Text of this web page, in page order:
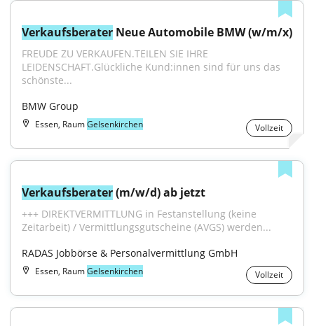
Verkaufsberater Neue Automobile BMW (w/m/x)
FREUDE ZU VERKAUFEN.TEILEN SIE IHRE
LEIDENSCHAFT.Glückliche Kund:innen sind für uns das
schönste...
BMW Group
Essen, RaumGelsenkirchen Vollzeit
Verkaufsberater (m/w/d) ab jetzt
+++ DIREKTVERMITTLUNG in Festanstellung (keine
Zeitarbeit) / Vermittlungsgutscheine (AVGS) werden...
RADAS Jobbörse & Personalvermittlung GmbH
Essen, RaumGelsenkirchen Vollzeit